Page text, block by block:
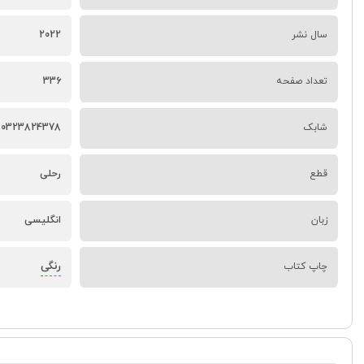
سال نشر 2022
تعداد صفحه 336
شابک
قطع رحلی
زبان انگلیسی
چاپ کتاب رنگی